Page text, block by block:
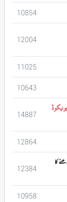
10854
12004
11025
10643
یونیکوڈ
14887
12864
کا
12384
10958